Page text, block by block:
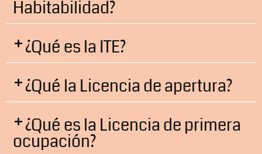
Habitabilidad?
¿Qué es la ITE?
¿Qué la Licencia de apertura?
¿Qué es la Licencia de primera
ocupación?